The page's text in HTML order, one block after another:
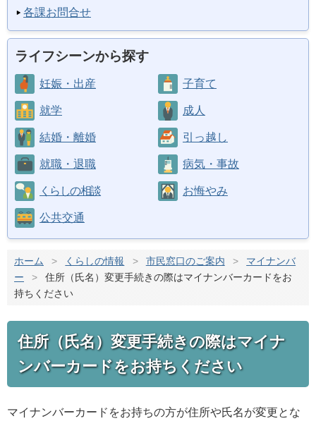
各課お問合せ
ライフシーンから探す
妊娠・出産 子育て
就学 成人
結婚・離婚 引っ越し
就職・退職 病気・事故
くらしの相談 お悔やみ
公共交通
ホーム > くらしの情報 > 市民窓口のご案内 >
マイナンバ
ー
>
住所（氏名）変更手続きの際はマイナンバーカードをお
持ちください
住所（氏名）変更手続きの際はマイナ
ンバーカードをお持ちください
マイナンバーカードをお持ちの方が住所や氏名が変更とな